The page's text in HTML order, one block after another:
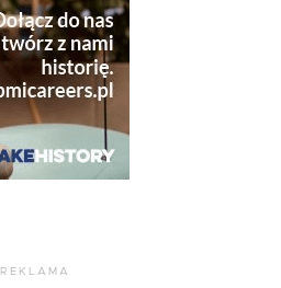
REKLAMA